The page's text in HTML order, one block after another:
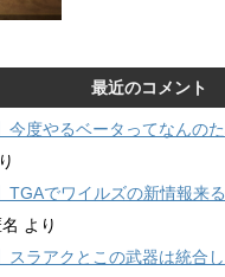
最近のコメント
今度やるベータってなんの
TGAでワイルズの新情報来
より
スラアクとこの武器は統合